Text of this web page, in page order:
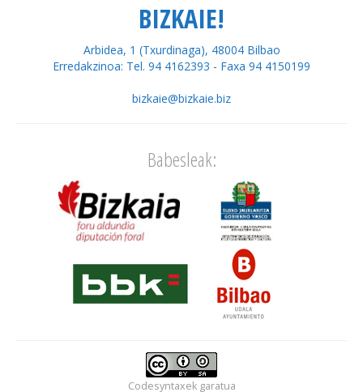
BIZKAIE!
Arbidea, 1 (Txurdinaga), 48004 Bilbao
Erredakzinoa: Tel. 94 4162393 - Faxa 94 4150199
bizkaie@bizkaie.biz
Babesleak:
Codesyntaxekgaratua